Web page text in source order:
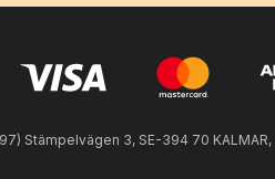
Stämpelvägen 3, SE-394 70